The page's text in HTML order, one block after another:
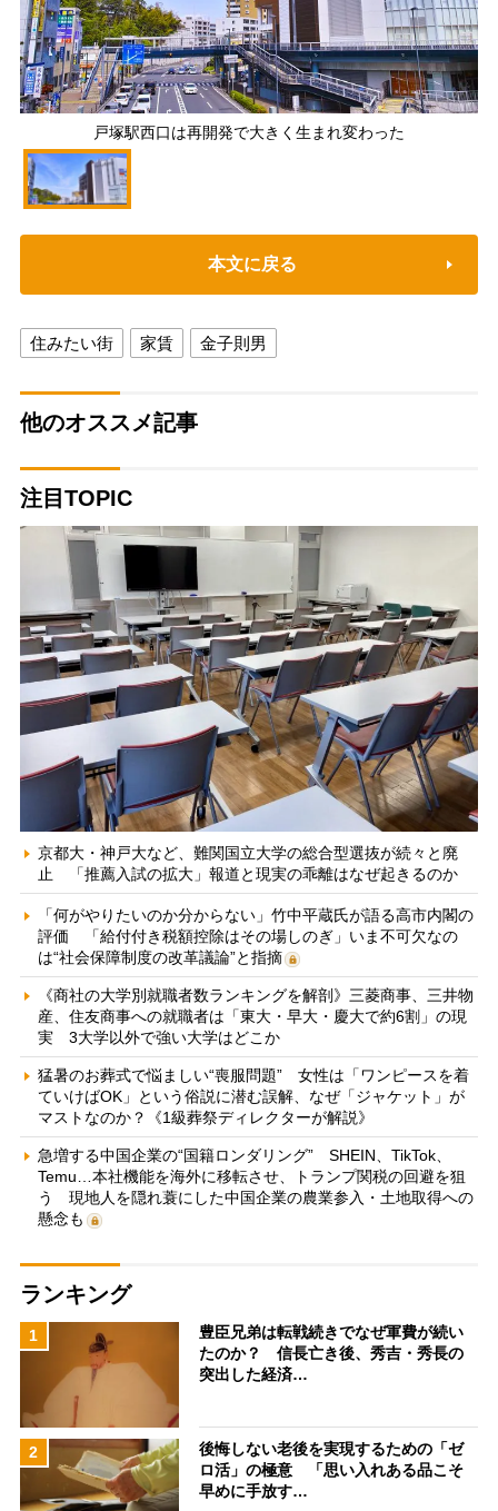
戸塚駅西口は再開発で大きく生まれ変わった
本文に戻る
住みたい街 家賃 金子則男
他のオススメ記事
注目TOPIC
京都大・神戸大など、難関国立大学の総合型選抜が続々と廃
止 「推薦入試の拡大」報道と現実の乖離はなぜ起きるのか
「何がやりたいのか分からない」竹中平蔵氏が語る高市内閣の
評価 「給付付き税額控除はその場しのぎ」いま不可欠なの
は“社会保障制度の改革議論”と指摘
《商社の大学別就職者数ランキングを解剖》三菱商事、三井物
産、住友商事への就職者は「東大・早大・慶大で約6割」の現
実 3大学以外で強い大学はどこか
猛暑のお葬式で悩ましい“喪服問題” 女性は「ワンピースを着
ていけばOK」という俗説に潜む誤解、なぜ「ジャケット」が
マストなのか？《1級葬祭ディレクターが解説》
急増する中国企業の“国籍ロンダリング” SHEIN、TikTok、
Temu…本社機能を海外に移転させ、トランプ関税の回避を狙
う 現地人を隠れ蓑にした中国企業の農業参入・土地取得への
懸念も
ランキング
1
豊臣兄弟は転戦続きでなぜ軍費が続い
たのか？ 信長亡き後、秀吉・秀長の
突出した経済…
2
後悔しない老後を実現するための「ゼ
ロ活」の極意 「思い入れある品こそ
早めに手放す…